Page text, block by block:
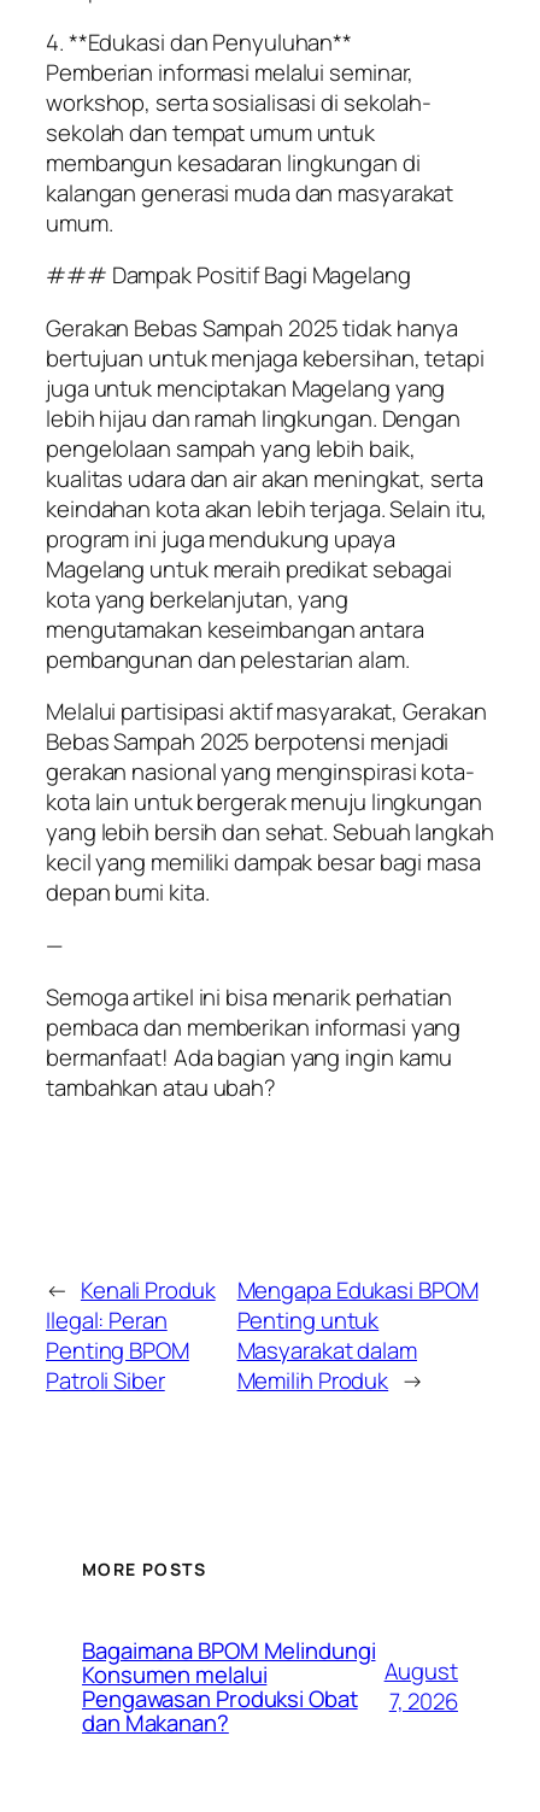
4. **Edukasi dan Penyuluhan**
Pemberian informasi melalui seminar,
workshop, serta sosialisasi di sekolah-
sekolah dan tempat umum untuk
membangun kesadaran lingkungan di
kalangan generasi muda dan masyarakat
umum.
### Dampak Positif Bagi Magelang
Gerakan Bebas Sampah 2025 tidak hanya
bertujuan untuk menjaga kebersihan, tetapi
juga untuk menciptakan Magelang yang
lebih hijau dan ramah lingkungan. Dengan
pengelolaan sampah yang lebih baik,
kualitas udara dan air akan meningkat, serta
keindahan kota akan lebih terjaga. Selain itu,
program ini juga mendukung upaya
Magelang untuk meraih predikat sebagai
kota yang berkelanjutan, yang
mengutamakan keseimbangan antara
pembangunan dan pelestarian alam.
Melalui partisipasi aktif masyarakat, Gerakan
Bebas Sampah 2025 berpotensi menjadi
gerakan nasional yang menginspirasi kota-
kota lain untuk bergerak menuju lingkungan
yang lebih bersih dan sehat. Sebuah langkah
kecil yang memiliki dampak besar bagi masa
depan bumi kita.
—
Semoga artikel ini bisa menarik perhatian
pembaca dan memberikan informasi yang
bermanfaat! Ada bagian yang ingin kamu
tambahkan atau ubah?
← Kenali Produk
Ilegal: Peran
Penting BPOM
Patroli Siber
Mengapa Edukasi BPOM
Penting untuk
Masyarakat dalam
Memilih Produk →
MORE POSTS
Bagaimana BPOM Melindungi
Konsumen melalui
Pengawasan Produksi Obat
dan Makanan?
August
7, 2026